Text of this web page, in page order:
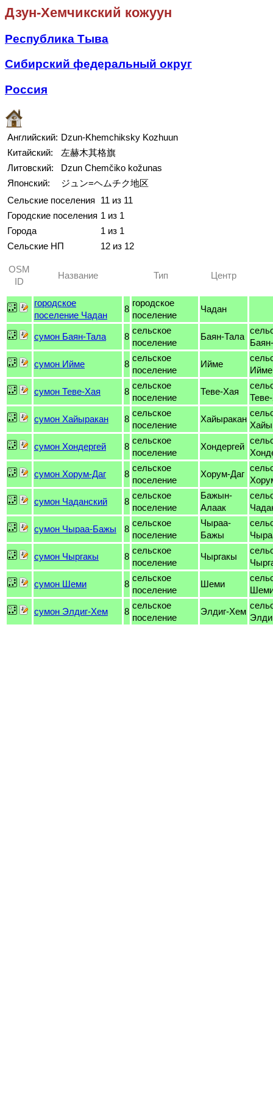
Дзун-Хемчикский кожуун
Республика Тыва
Сибирский федеральный округ
Россия
Английский: Dzun-Khemchiksky Kozhuun
Китайский:
左赫木其格旗
Литовский:
Dzun Chemčiko kožunas
Японский:
ジュン=ヘムチク地区
Сельские поселения
11 из 11
Городские поселения 1 из 1
Города
1 из 1
Сельские НП
12 из 12
OSM
ID
Название Тип Центр
городское
поселение Чадан
8
городское
поселение
Чадан
сумон Баян-Тала 8
сельское
поселение
Баян-Тала
сумон Ийме 8
сельское
поселение
Ийме
Ийме
сумон Теве-Хая 8
сельское
поселение
Теве-Хая
сумон Хайыракан 8
сельское
поселение
Хайыракан
сумон Хондергей 8
сельское
поселение
Хондергей
сумон Хорум-Даг 8
сельское
поселение
Хорум-Даг
сумон Чаданский 8
сельское
поселение
Бажын-
Алаак
сумон Чыраа-Бажы 8
сельское
поселение
Чыраа-
Бажы
сумон Чыргакы 8
сельское
поселение
Чыргакы
сумон Шеми 8
сельское
поселение
Шеми
сумон Элдиг-Хем 8
сельское
поселение
Элдиг-Хем